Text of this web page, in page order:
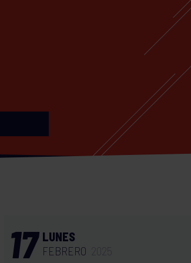
17 LUNES
FEBRERO